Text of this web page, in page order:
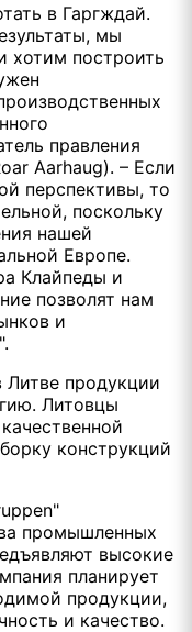
в Гаргждай.
мы
хотим построить
правления
Aarhaug). – Если
перспективы, то
поскольку
нашей
Европе.
Клайпеды и
позволят нам
и
продукции
Литовцы
конструкций
промышленных
высокие
планирует
продукции,
и качество.